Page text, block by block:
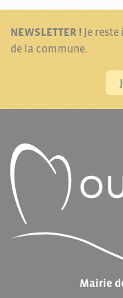
NEWSLETTER ! Je
de la commune.
Mairie